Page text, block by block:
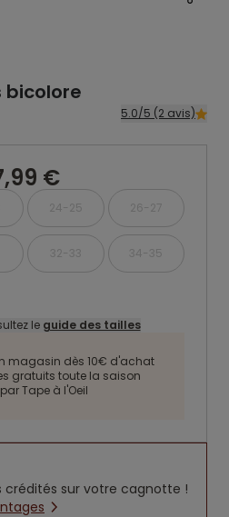
bicolore
5.0/5 (2 avis)
€
24-25 26-27
32-33 34-35
le guide des tailles
magasin dès 10€ d'achat
gratuits toute la saison
Tape à l'Oeil
crédités sur votre cagnotte !